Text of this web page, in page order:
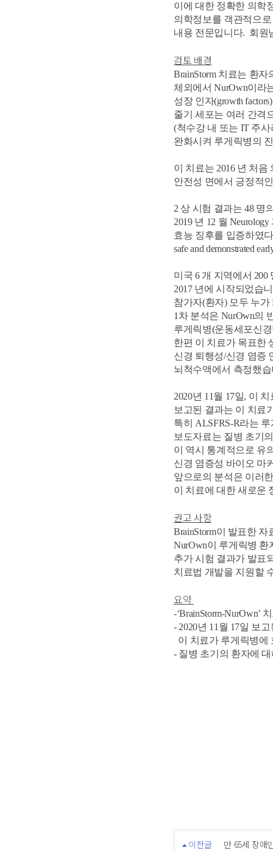
이에 대한 정확한 의학
의학정보를 객관적으
내용 전문입니다. 회 원
검토 배경
BrainStorm 치료는 환자
체외에서NurOwn이라
성장 인자(growth factors)
줄기 세포는 여러 간격
(척수강 내 또는 IT 주사
완화시켜 루게릭병의
이 치료는 2016 년 처음
안전성 면에서 긍정적
2 상 시험 결과는 48 명
2019 년 12 월 Neurology
효능 징후를 입증하였
safe and demonstrated
미국 6 개 지역에서 200
2017 년에 시작되었습
참가자(환자) 모두 누가
1 차 분석은 NurOwn의
루게릭병(운동세포신
한편 이 치료가 목표한
신경 퇴행성/신경 염증
뇌척수액에서 측정했
2020년 11월 17일, 이
보고된 결과는 이 치료
특히 ALSFRS-R라는
보도자료는 질병 초기
이 역시 통계적으로 유
신경 염증성 바이오 마
앞으로의 분석은 이러
이 치료에 대한 새로운
권고 사항
BrainStorm이 발표한 자
NurOwn이 루게릭병 환
추가 시험 결과가 발표
치료법 개발을 지원할
요약
-‘BrainStorm-NurOwn’
- 2020년 11 월 17일 보
이 치료가 루게릭병에
- 질병 초기의 환자에
이전글 만 65세 장애